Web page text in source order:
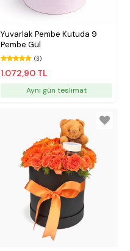
Yuvarlak Pembe Kutuda 9
Pembe Gül
(3)
1.072,90 TL
Aynı gün teslimat